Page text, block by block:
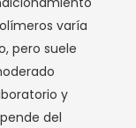
varía
pero suele
y
del